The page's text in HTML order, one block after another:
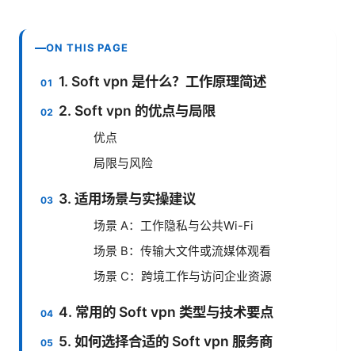
ON THIS PAGE
1. Soft vpn 是什么？工作原理简述
2. Soft vpn 的优点与局限
优点
局限与风险
3. 适用场景与实操建议
场景 A：工作隐私与公共Wi-Fi
场景 B：传输大文件或流媒体观看
场景 C：跨境工作与访问企业资源
4. 常用的 Soft vpn 类型与技术要点
5. 如何选择合适的 Soft vpn 服务商